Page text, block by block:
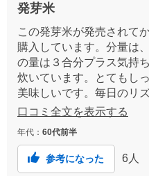
発芽米
この発芽米が発売されて
購入しています。分量は
の量は３合分プラス気持
炊いています。とてもし
美味しいです。毎日のリ
があったように思います
るので、それと並行して
口コミ全文を表示する
年代： 60代前半
参考になった 6人